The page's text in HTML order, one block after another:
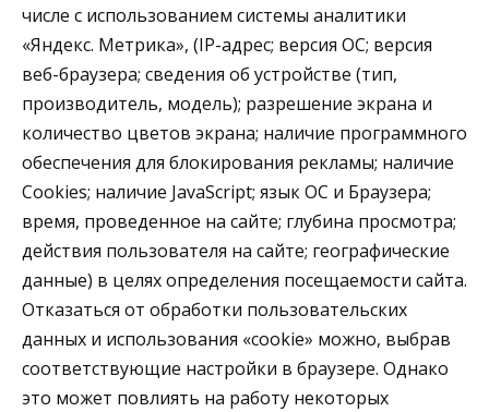
числе с использованием системы аналитики
«Яндекс. Метрика», (IP-адрес; версия ОС; версия
веб-браузера; сведения об устройстве (тип,
производитель, модель); разрешение экрана и
количество цветов экрана; наличие программного
обеспечения для блокирования рекламы; наличие
Cookies; наличие JavaScript; язык ОС и Браузера;
время, проведенное на сайте; глубина просмотра;
действия пользователя на сайте; географические
данные) в целях определения посещаемости сайта.
Отказаться от обработки пользовательских
данных и использования «cookie» можно, выбрав
соответствующие настройки в браузере. Однако
это может повлиять на работу некоторых